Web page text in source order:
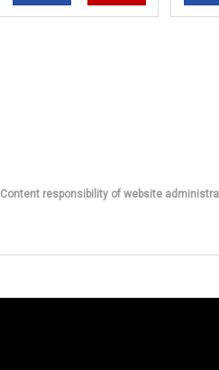
Content responsibility of website